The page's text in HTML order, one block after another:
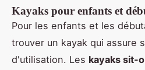
Kayaks pour enfants et
Pour les enfants et les
trouver un kayak qui assure
d'utilisation. Les kayaks sit-